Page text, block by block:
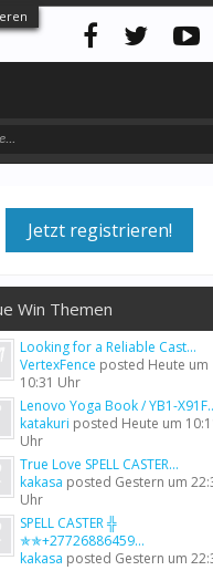
Jetzt registrieren!
Win Themen
Looking for a Reliable Cast...
VertexFence posted Heute um
10:31 Uhr
Lenovo Yoga Book / YB1-
katakuri posted Heute um
Uhr
True Love SPELL CASTER...
kakasa posted Gestern um
Uhr
SPELL CASTER ╬
✯✯+27726886459...
kakasa posted Gestern um